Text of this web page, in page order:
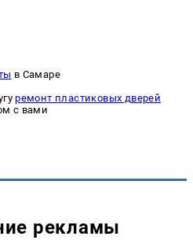
в Самаре
ремонт пластиковых дверей
с вами
рекламы